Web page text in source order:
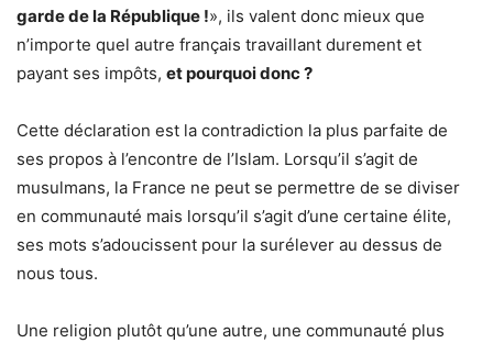
garde de la République !», ils valent donc mieux que
n’importe quel autre français travaillant durement et
payant ses impôts, et pourquoi donc ?
Cette déclaration est la contradiction la plus parfaite de
ses propos à l’encontre de l’Islam. Lorsqu’il s’agit de
musulmans, la France ne peut se permettre de se diviser
en communauté mais lorsqu’il s’agit d’une certaine élite,
ses mots s’adoucissent pour la surélever au dessus de
nous tous.
Une religion plutôt qu’une autre, une communauté plus